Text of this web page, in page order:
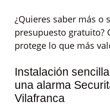
¿Quieres saber más o
presupuesto gratuito?
protege lo que más
Instalación
una alarma
Vilafranca